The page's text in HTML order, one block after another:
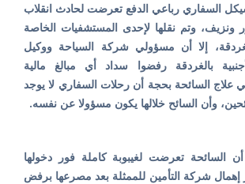
السفاري رباعي الدفع تعرضت لحادث انقلاب
وتم نقلها لإحدى المستشفيات الخاصة
إلا أن مسؤولي شركة السياحة ووكيل
بالغردقة رفضوا سداد أي مبالغ مالية
علاج السائحة بحجة أن رحلات السفاري لا يوجد
وأن السائح خلالها يكون مسؤولا عن نفسه.
تعرضت لغيبوبة كاملة فور دخولها
شركة التأمين للممثلة بعد مصرعها برفض